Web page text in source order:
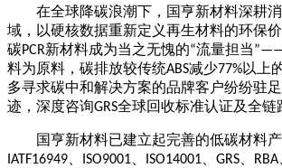
在全球降碳浪潮下，国亨新材料深耕
域，以硬核数据重新定义再生材料的环保
碳PCR新材料成为当之无愧的“流量担当
料为原料，碳排放较传统ABS减少77%以上
多寻求碳中和解决方案的品牌客户纷纷驻
迹，深度咨询GRS全球回收标准认证及全链
国亨新材料已建立起完善的低碳材料
IATF16949 ISO9001 ISO14001 GRS RBA